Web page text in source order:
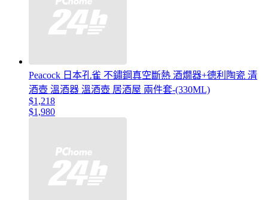
Peacock 日本孔雀 不鏽鋼真空斷熱 酒燗器+德利陶瓷 清
酒壺 溫酒器 溫酒壺 居酒屋 兩件套-(330ML)
$1,218
$1,980